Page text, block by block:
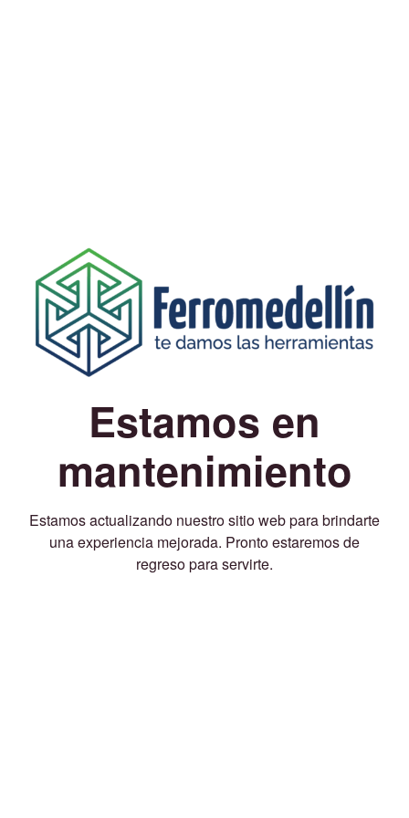
Estamos en
mantenimiento
Estamos actualizando nuestro sitio web para brindarte
una experiencia mejorada. Pronto estaremos de
regreso para servirte.